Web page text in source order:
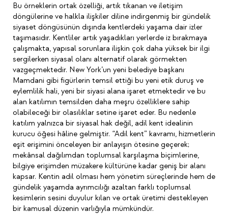
Bu örneklerin ortak özelliği, artık tıkanan ve iletişim
döngülerine ve halkla ilişkiler diline indirgenmiş bir gündelik
siyaset döngüsünün dışında kentlerdeki yaşama dair izler
taşımasıdır. Kentliler artık yaşadıkları yerlerde iz bırakmaya
çalışmakta, yapısal sorunlara ilişkin çok daha yüksek bir ilgi
sergilerken siyasal olanı alternatif olarak görmekten
vazgeçmektedir. New York’un yeni belediye başkanı
Mamdani gibi figürlerin temsil ettiği bu yeni etik duruş ve
eylemlilik hali, yeni bir siyasi alana işaret etmektedir ve bu
alan katılımın temsilden daha meşru özelliklere sahip
olabileceği bir olasılıklar setine işaret eder. Bu nedenle
katılım yalnızca bir siyasal hak değil, adil kent idealinin
kurucu öğesi hâline gelmiştir. “Adil kent” kavramı, hizmetlerin
eşit erişimini önceleyen bir anlayışın ötesine geçerek;
mekânsal dağılımdan toplumsal karşılaşma biçimlerine,
bilgiye erişimden müzakere kültürüne kadar geniş bir alanı
kapsar. Kentin adil olması hem yönetim süreçlerinde hem de
gündelik yaşamda ayrımcılığı azaltan farklı toplumsal
kesimlerin sesini duyulur kılan ve ortak üretimi destekleyen
bir kamusal düzenin varlığıyla mümkündür.